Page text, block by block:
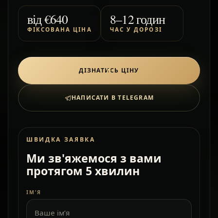
від€640
ФІКСОВАНА ЦІНА
8–12 годин
ЧАС У ДОРОЗІ
ДІЗНАТИСЬ ЦІНУ
НАПИСАТИ В TELEGRAM
ШВИДКА ЗАЯВКА
Ми зв'яжемося з вами
протягом 5 хвилин
ІМ’Я